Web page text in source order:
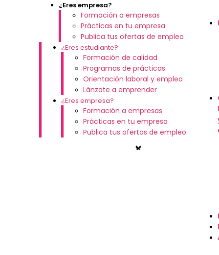
¿Eres empresa?
Formación a empresas
Prácticas en tu empresa
Publica tus ofertas de empleo
¿Eres estudiante?
Formación de calidad
Programas de prácticas
Orientación laboral y empleo
Lánzate a emprender
¿Eres empresa?
Formación a empresas
Prácticas en tu empresa
Publica tus ofertas de empleo